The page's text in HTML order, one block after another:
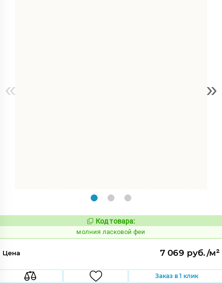
« »
Код:
1005363
Код товара:
молния ласковой феи
Цена 7 069 руб./м²
Заказ в 1 клик